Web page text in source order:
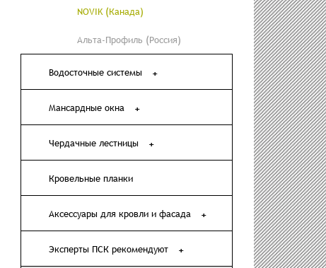
NOVIK (Канада)
Альта-Профиль (Россия)
Водосточные системы
Мансардные окна
Чердачные лестницы
Кровельные планки
Аксессуары для кровли и фасада
Эксперты ПСК рекомендуют